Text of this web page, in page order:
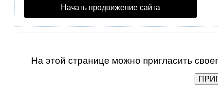
Начать продвижение сайта
На этой странице можно пригласить